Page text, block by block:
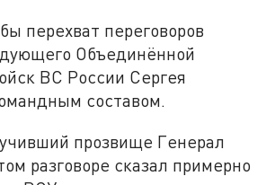
перехват переговоров
Объединённой
ВС России Сергея
составом.
прозвище Генерал
разговоре сказал примерно